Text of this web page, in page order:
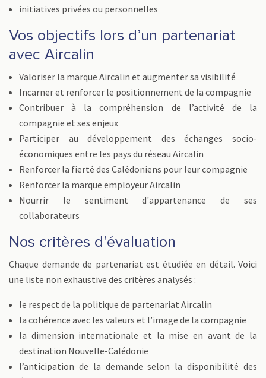
initiatives privées ou personnelles
Vos objectifs lors d’un partenariat
avec Aircalin
Valoriser la marque Aircalin et augmenter sa visibilité
Incarner et renforcer le positionnement de la compagnie
Contribuer à la compréhension de l’activité de la
compagnie et ses enjeux
Participer au développement des échanges socio-
économiques entre les pays du réseau Aircalin
Renforcer la fierté des Calédoniens pour leur compagnie
Renforcer la marque employeur Aircalin
Nourrir le sentiment d'appartenance de ses
collaborateurs
Nos critères d’évaluation
Chaque demande de partenariat est étudiée en détail. Voici
une liste non exhaustive des critères analysés :
le respect de la politique de partenariat Aircalin
la cohérence avec les valeurs et l’image de la compagnie
la dimension internationale et la mise en avant de la
destination Nouvelle-Calédonie
l’anticipation de la demande selon la disponibilité des